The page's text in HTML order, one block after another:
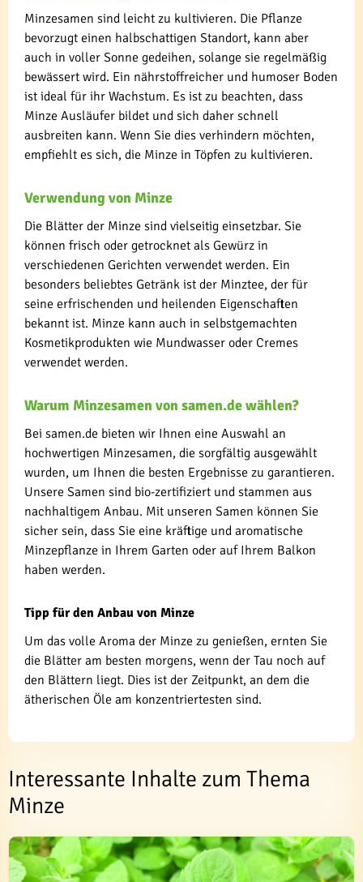
Minzesamen sind leicht zu kultivieren. Die Pflanze
bevorzugt einen halbschattigen Standort, kann aber
auch in voller Sonne gedeihen, solange sie regelmäßig
bewässert wird. Ein nährstoffreicher und humoser Boden
ist ideal für ihr Wachstum. Es ist zu beachten, dass
Minze Ausläufer bildet und sich daher schnell
ausbreiten kann. Wenn Sie dies verhindern möchten,
empfiehlt es sich, die Minze in Töpfen zu kultivieren.
Verwendung von Minze
Die Blätter der Minze sind vielseitig einsetzbar. Sie
können frisch oder getrocknet als Gewürz in
verschiedenen Gerichten verwendet werden. Ein
besonders beliebtes Getränk ist der Minztee, der für
seine erfrischenden und heilenden Eigenschaften
bekannt ist. Minze kann auch in selbstgemachten
Kosmetikprodukten wie Mundwasser oder Cremes
verwendet werden.
Warum Minzesamen von samen.de wählen?
Bei samen.de bieten wir Ihnen eine Auswahl an
hochwertigen Minzesamen, die sorgfältig ausgewählt
wurden, um Ihnen die besten Ergebnisse zu garantieren.
Unsere Samen sind bio-zertifiziert und stammen aus
nachhaltigem Anbau. Mit unseren Samen können Sie
sicher sein, dass Sie eine kräftige und aromatische
Minzepflanze in Ihrem Garten oder auf Ihrem Balkon
haben werden.
Tipp für den Anbau von Minze
Um das volle Aroma der Minze zu genießen, ernten Sie
die Blätter am besten morgens, wenn der Tau noch auf
den Blättern liegt. Dies ist der Zeitpunkt, an dem die
ätherischen Öle am konzentriertesten sind.
Interessante Inhalte zum Thema
Minze